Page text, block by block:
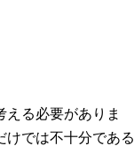
る必要がありま
けでは不十分である